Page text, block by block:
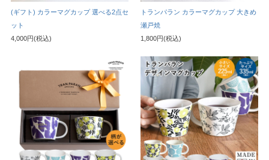
(ギフト) カラーマグカップ 選べる2点セ
ット
4,000円(税込)
トランパラン カラーマグカップ 大きめ
瀬戸焼
1,800円(税込)